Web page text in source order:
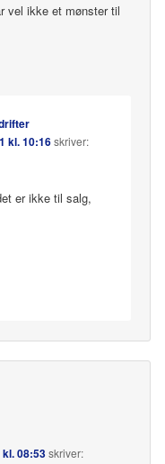
vel ikke et mønster til
kl. 10:16skriver:
er ikke til salg,
08:53skriver: